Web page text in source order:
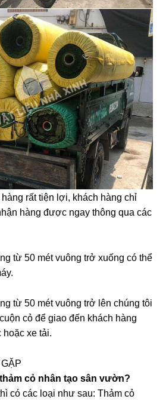
rất tiện lợi, khách hàng chỉ
hàng được ngay thông qua các
từ 50 mét vuông trở xuống có thể
từ 50 mét vuông trở lên chúng tôi
cỏ để giao đến khách hàng
hoặc xe tải.
cỏ nhân tạo sân vườn?
có các loại như sau: Thảm cỏ